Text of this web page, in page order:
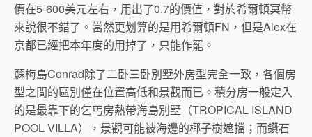
價在5-600美元左右，用出了0.7的價值，對於希爾頓冥幣
來說很不錯了。當然更划算的是用希爾頓FN，但是Alex在
京都已經把本年度的用掉了，只能作罷。
蘇梅島Conrad除了二卧三卧別墅外房型完全一致，各個房
型之間的區別僅在位置高低和景觀而已。積分房一般定入
的是最靠下的乞丐房熱帶海島別墅（TROPICAL ISLAND
POOL VILLA），景觀可能被海邊的椰子樹遮擋；而鑽石